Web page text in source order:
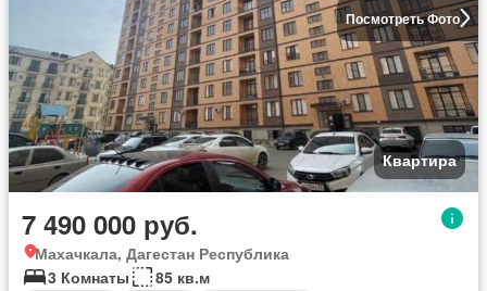
Посмотреть Фото
Квартира
7 490 000 руб.
Махачкала, Дагестан Республика
3 Комнаты
85 кв.м